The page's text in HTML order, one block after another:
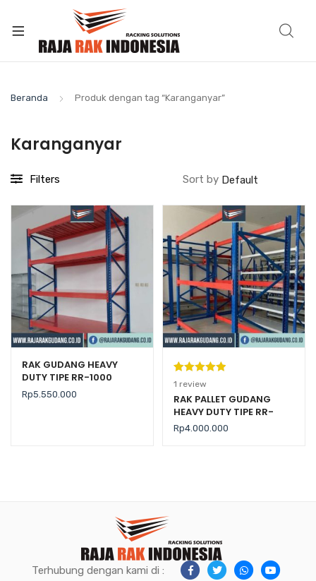
Beranda Produk dengan tag “Karanganyar”
Karanganyar
Filters Sort by
RAK GUDANG HEAVY
DUTY TIPE RR-1000
Rp5.550.000
Peringkat
5.00dari 5
berdasarka
n
1
penilaian
1 review
RAK PALLET GUDANG
HEAVY DUTY TIPE RR-
2000 KAPASITAS 2 TON /
LEVEL
Rp4.000.000
Terhubung dengan kami di :